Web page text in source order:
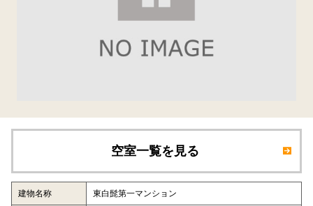
空室一覧を見る
建物名称 東白髭第一マンション